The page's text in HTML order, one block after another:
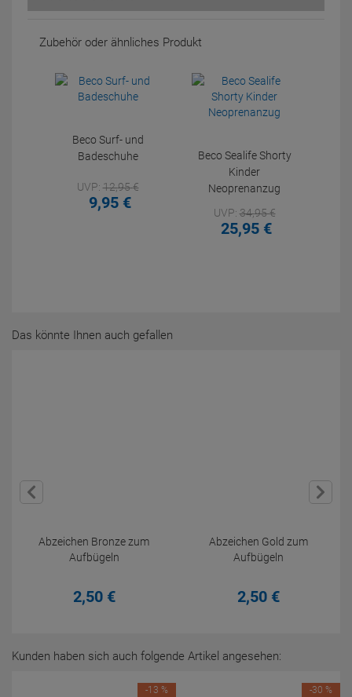
Zubehör oder ähnliches Produkt
Beco Surf- und
Badeschuhe
UVP:12,95€
9,95 €
Beco Sealife Shorty
Kinder
Neoprenanzug
UVP:34,95€
25,95 €
Das könnte Ihnen auch gefallen
Abzeichen Bronze zum
Aufbügeln
2,50 €
Abzeichen Gold zum
Aufbügeln
2,50 €
Kunden haben sich auch folgende Artikel angesehen:
-13 % -30 %